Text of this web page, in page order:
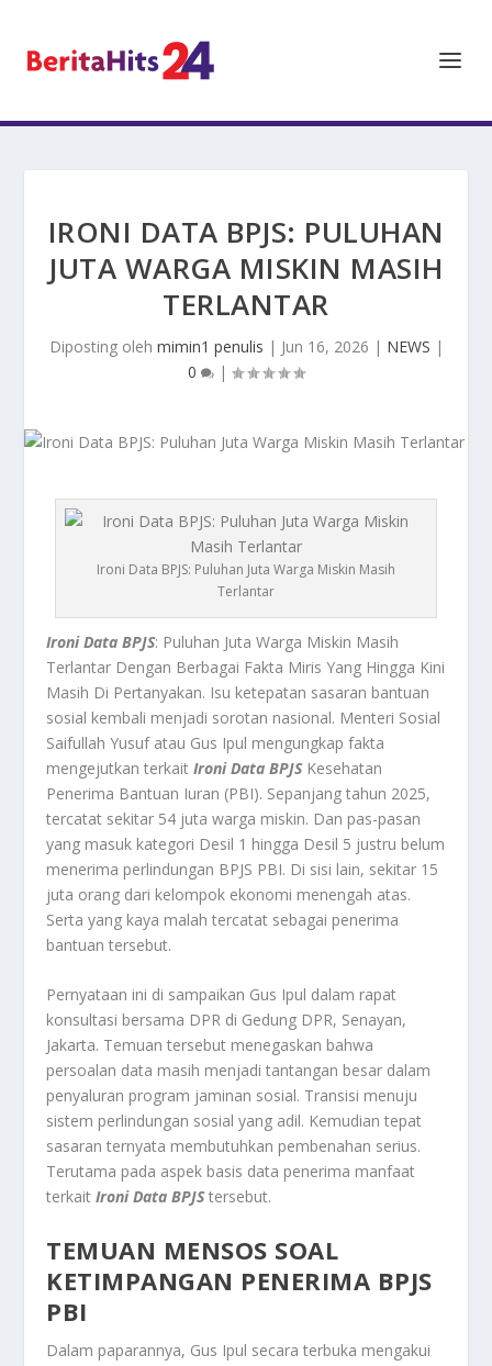
IRONI DATA BPJS: PULUHAN
JUTA WARGA MISKIN MASIH
TERLANTAR
Diposting oleh mimin1 penulis | Jun 16, 2026 | NEWS |
0
|
Ironi Data BPJS: Puluhan Juta Warga Miskin Masih
Terlantar
Ironi Data BPJS: Puluhan Juta Warga Miskin Masih
Terlantar Dengan Berbagai Fakta Miris Yang Hingga Kini
Masih Di Pertanyakan. Isu ketepatan sasaran bantuan
sosial kembali menjadi sorotan nasional. Menteri Sosial
Saifullah Yusuf atau Gus Ipul mengungkap fakta
mengejutkan terkaitIroni Data BPJSKesehatan
Penerima Bantuan Iuran (PBI). Sepanjang tahun 2025,
tercatat sekitar 54 juta warga miskin. Dan pas-pasan
yang masuk kategori Desil 1 hingga Desil 5 justru belum
menerima perlindungan BPJS PBI. Di sisi lain, sekitar 15
juta orang dari kelompok ekonomi menengah atas.
Serta yang kaya malah tercatat sebagai penerima
bantuan tersebut.
Pernyataan ini di sampaikan Gus Ipul dalam rapat
konsultasi bersama DPR di Gedung DPR, Senayan,
Jakarta. Temuan tersebut menegaskan bahwa
persoalan data masih menjadi tantangan besar dalam
penyaluran program jaminan sosial. Transisi menuju
sistem perlindungan sosial yang adil. Kemudian tepat
sasaran ternyata membutuhkan pembenahan serius.
Terutama pada aspek basis data penerima manfaat
terkaitIroni Data BPJStersebut.
TEMUAN MENSOS SOAL
KETIMPANGAN PENERIMA BPJS
PBI
Dalam paparannya, Gus Ipul secara terbuka mengakui